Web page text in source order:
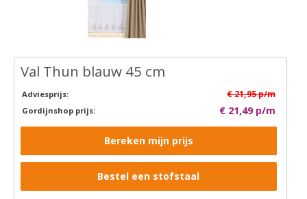
Val Thun blauw 45 cm
Adviesprijs: € 21,95 p/m
Gordijnshop prijs: € 21,49 p/m
Bereken mijn prijs
Bestel een stofstaal